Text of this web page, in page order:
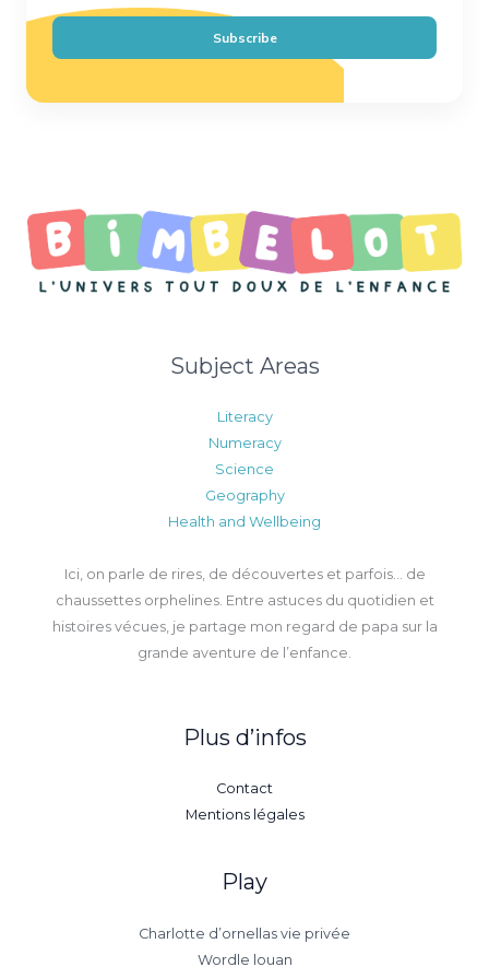
l
Subscribe
Subject Areas
Literacy
Numeracy
Science
Geography
Health and Wellbeing
Ici, on parle de rires, de découvertes et parfois… de
chaussettes orphelines. Entre astuces du quotidien et
histoires vécues, je partage mon regard de papa sur la
grande aventure de l’enfance.
Plus d’infos
Contact
Mentions légales
Play
Charlotte d’ornellas vie privée
Wordle louan